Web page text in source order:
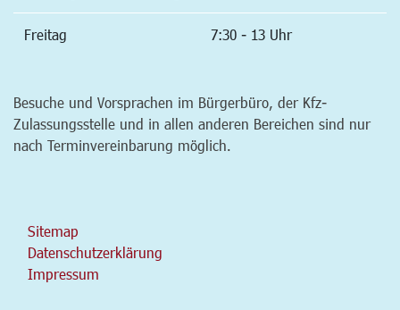
Freitag 7:30 - 13 Uhr
Besuche und Vorsprachen im Bürgerbüro, der Kfz-
Zulassungsstelle und in allen anderen Bereichen sind nur
nach Terminvereinbarung möglich.
Sitemap
Datenschutzerklärung
Impressum